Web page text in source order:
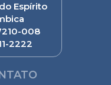
Espírito
008
2222